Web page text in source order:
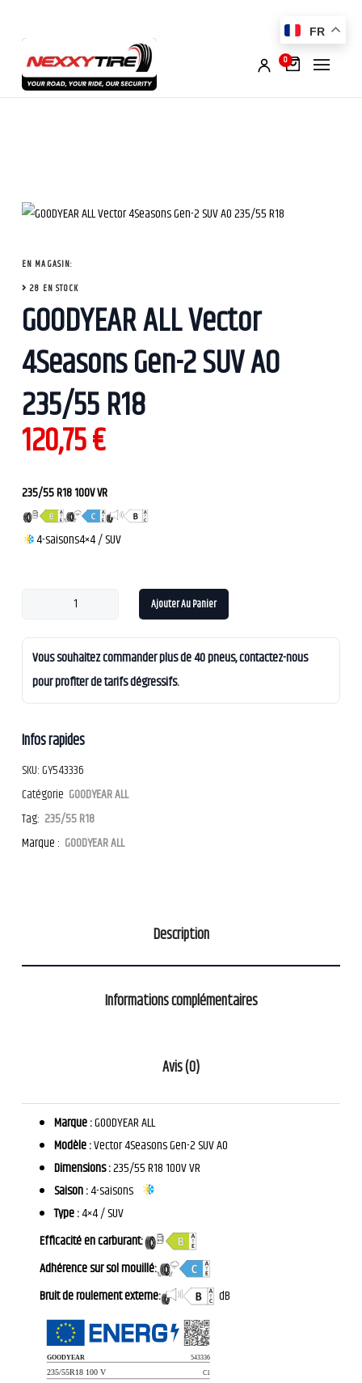
0
EN MAGASIN:
28 EN STOCK
GOODYEAR ALL Vector
4Seasons Gen-2 SUV AO
235/55 R18
120,75€
235/55 R18 100V VR
4-saisons4×4 / SUV
Ajouter Au Panier
Vous souhaitez commander plus de 40 pneus, contactez-nous
pour profiter de tarifs dégressifs.
Infos rapides
SKU:GY543336
Catégorie GOODYEAR ALL
Tag: 235/55 R18
Marque : GOODYEAR ALL
Description
Informations complémentaires
Avis (0)
Marque :GOODYEAR ALL
Modèle :Vector 4Seasons Gen-2 SUV AO
Dimensions :235/55 R18 100V VR
Saison :4-saisons
Type :4×4 / SUV
Efficacité en carburant:
Adhérence sur sol mouillé:
Bruit de roulement externe:
dB
FR